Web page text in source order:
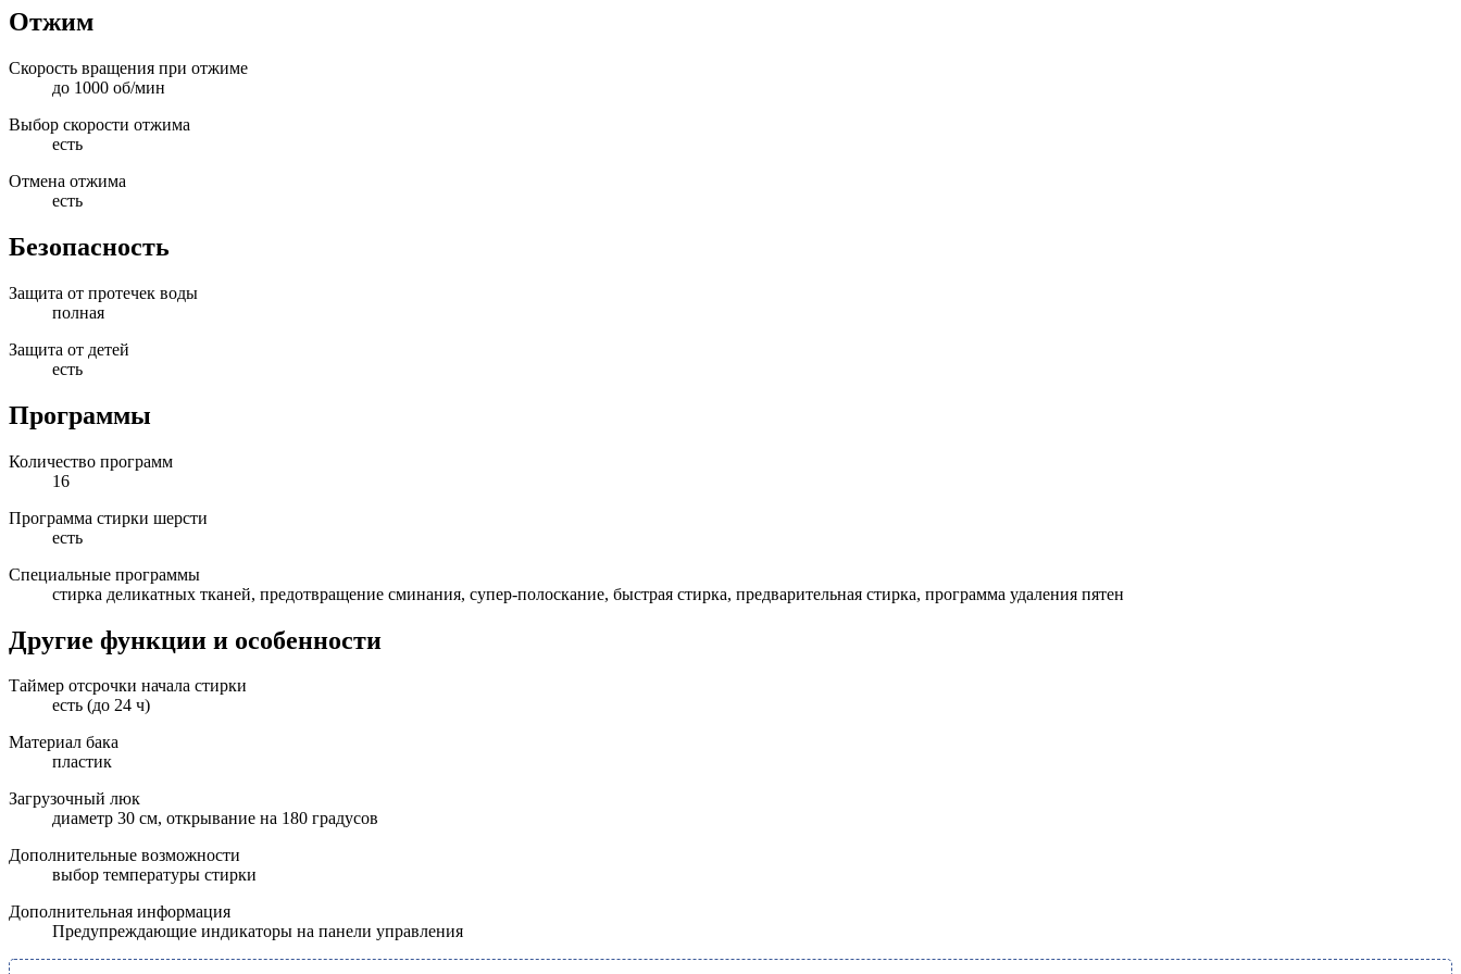
Отжим
Скорость вращения при отжиме
до 1000 об/мин
Выбор скорости отжима
есть
Отмена отжима
есть
Безопасность
Защита от протечек воды
полная
Защита от детей
есть
Программы
Количество программ
16
Программа стирки шерсти
есть
Специальные программы
стирка деликатных тканей, предотвращение сминания, супер-полоскание, быстрая стирка, предварительная стирка, программа удаления пятен
Другие функции и особенности
Таймер отсрочки начала стирки
есть (до 24 ч)
Материал бака
пластик
Загрузочный люк
диаметр 30 см, открывание на 180 градусов
Дополнительные возможности
выбор температуры стирки
Дополнительная информация
Предупреждающие индикаторы на панели управления